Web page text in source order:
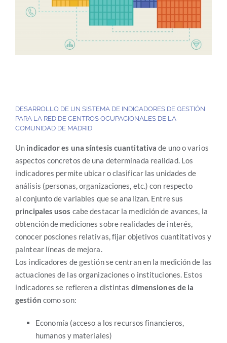
DESARROLLO DE UN SISTEMA DE INDICADORES DE GESTIÓN
PARA LA RED DE CENTROS OCUPACIONALES DE LA
COMUNIDAD DE MADRID
Un indicador es una síntesis cuantitativade uno o varios
aspectos concretos de una determinada realidad. Los
indicadores permite ubicar o clasificar las unidades de
análisis (personas, organizaciones, etc.) con respecto
al conjunto de variables que se analizan. Entre sus
principales usos cabe destacar la medición de avances, la
obtención de mediciones sobre realidades de interés,
conocer posciones relativas, fijar objetivos cuantitativos y
palntear líneas de mejora.
Los indicadores de gestión se centran en la medición de las
actuaciones de las organizaciones o instituciones. Estos
indicadores se refieren a distintas dimensiones de la
gestión como son:
Economía (acceso a los recursos financieros,
humanos y materiales)